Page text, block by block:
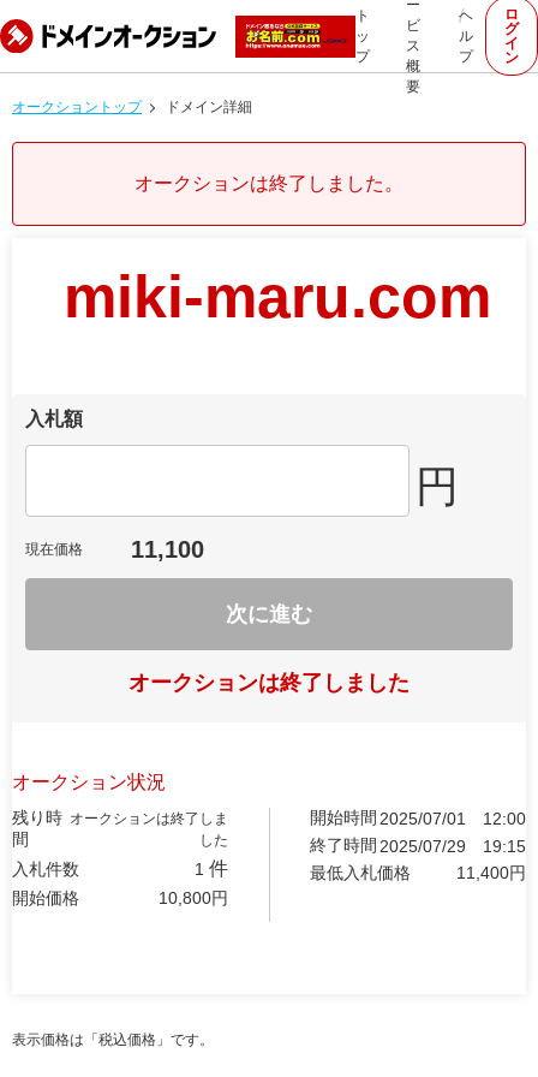
ト
ッ
プ
ー
ビ
ス
概
要
ヘ
ル
プ
ロ
グ
イ
ン
オークショントップ ドメイン詳細
オークションは終了しました。
miki-maru.com
入札額
円
現在価格 11,100
次に進む
オークションは終了しました
オークション状況
残り時
間
オークションは終了しま
した
入札件数 1 件
開始価格 10,800円
開始時間 2025/07/01
12:00
終了時間 2025/07/29
19:15
最低入札価格
11,400円
表示価格は「税込価格」です。